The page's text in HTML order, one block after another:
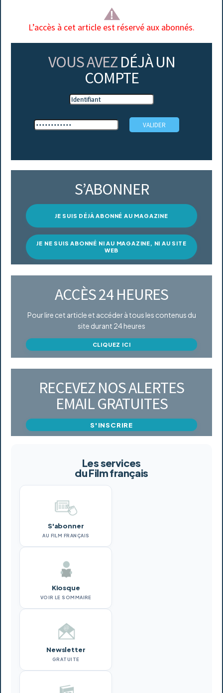
L’accès à cet article est réservé aux abonnés.
VOUS AVEZ DÉJÀ UN
COMPTE
S’ABONNER
JE SUIS DÉJÀ ABONNÉ AU MAGAZINE
JE NE SUIS ABONNÉ NI AU MAGAZINE, NI AU SITE
WEB
ACCÈS 24 HEURES
Pour lire cet article et accéder à tous les contenus du
site durant 24 heures
CLIQUEZ ICI
RECEVEZ NOS ALERTES
EMAIL GRATUITES
S'INSCRIRE
Les services
du Film français
S'abonner
AU FILM FRANÇAIS
Kiosque
VOIR LE SOMMAIRE
Newsletter
GRATUITE